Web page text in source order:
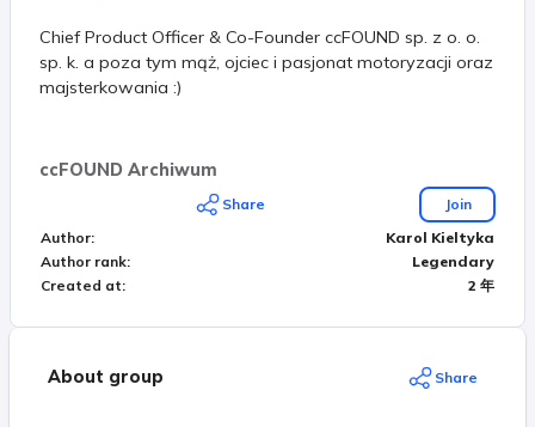
Chief Product Officer & Co-Founder ccFOUND sp. z o. o.
sp. k. a poza tym mąż, ojciec i pasjonat motoryzacji oraz
majsterkowania :)
ccFOUND Archiwum
Share
Join
Author:
Karol Kieltyka
Author rank:
Legendary
Created at: 2 年
About group Share